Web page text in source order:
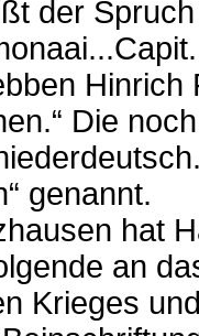
der
Die
genannt.
hat
an
Krieges